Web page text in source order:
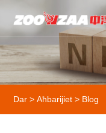
Dar > Aħbarijiet > Blog